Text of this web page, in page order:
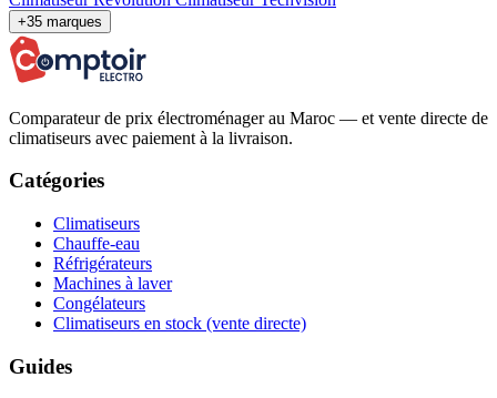
+35 marques
Comparateur de prix électroménager au Maroc — et vente directe de
climatiseurs avec paiement à la livraison.
Catégories
Climatiseurs
Chauffe-eau
Réfrigérateurs
Machines à laver
Congélateurs
Climatiseurs en stock (vente directe)
Guides